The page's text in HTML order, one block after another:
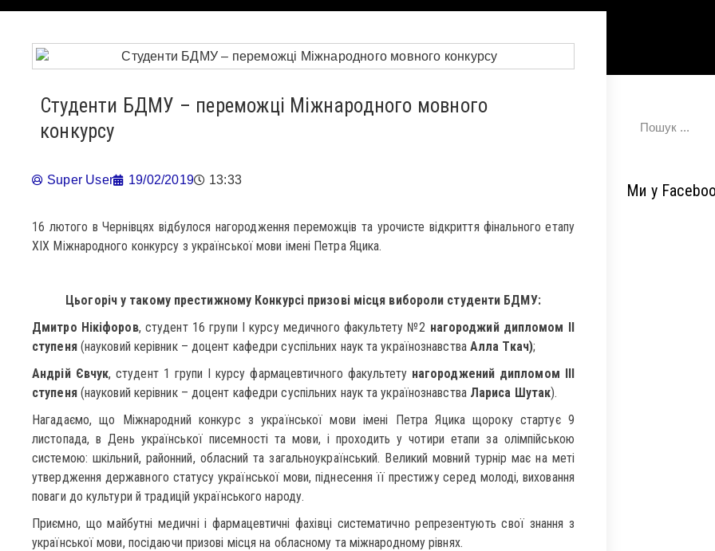
Студенти БДМУ – переможці Міжнародного мовного
конкурсу
Super User 19/02/2019 13:33
16 лютого в Чернівцях відбулося нагородження переможців та урочисте відкриття фінального етапу
ХІХ Міжнародного конкурсу з української мови імені Петра Яцика.
Цьогоріч у такому престижному Конкурсі призові місця вибороли студенти БДМУ:
Дмитро Нікіфоров, студент 16 групи І курсу медичного факультету №2 нагороджий дипломом ІІ
ступеня(науковий керівник – доцент кафедри суспільних наук та українознавства Алла Ткач);
Андрій Євчук, студент 1 групи І курсу фармацевтичного факультету нагороджений дипломом ІІІ
ступеня(науковий керівник – доцент кафедри суспільних наук та українознавства Лариса Шутак).
Нагадаємо, що Міжнародний конкурс з української мови імені Петра Яцика щороку стартує 9
листопада, в День української писемності та мови, і проходить у чотири етапи за олімпійською
системою: шкільний, районний, обласний та загальноукраїнський. Великий мовний турнір має на меті
утвердження державного статусу української мови, піднесення її престижу серед молоді, виховання
поваги до культури й традицій українського народу.
Приємно, що майбутні медичні і фармацевтичні фахівці систематично репрезентують свої знання з
української мови, посідаючи призові місця на обласному та міжнародному рівнях.
Ми у